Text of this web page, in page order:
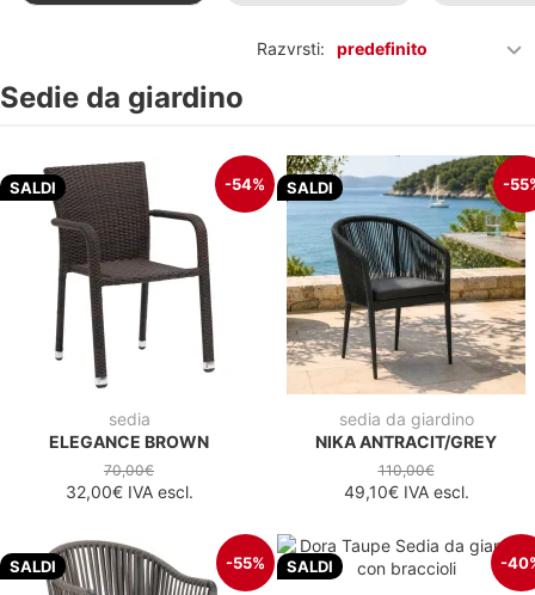
Razvrsti: predefinito
Sedie da giardino
SALDI -54%
sedia
ELEGANCE BROWN
70,00€
32,00€IVA escl.
SALDI -
sedia da giardino
NIKA ANTRACIT/GREY
110,00€
49,10€IVA escl.
SALDI -55% SALDI -